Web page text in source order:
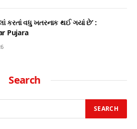
કરતાં વધુ ખતરનાક થઈ ગયાં છે’ :
Pujara
Search